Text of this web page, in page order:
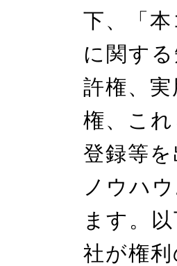
下、「
に関す
許権、
権、こ
登録等
ノウハ
ます。
社が権